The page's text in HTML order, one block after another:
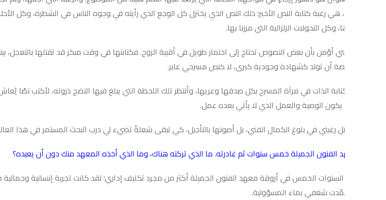
هي رغبة كتابة النص الأخير؛ ذلك النص الذي يختزل كل الوجع الذي رأيته في وجوه الناس في الشطرة، وكل الأحلام التي وُئدت
التحولات الزلزالية التي مررنا بها.
أؤمن بأن بعض النصوص تحتاج إلى اختمار طويل في أقبية الروح. فكتابتها في وقت مبكر قد تقتلها بالتعجل، بينما يمنحها
أن تولد كشهادة وجودية كبرى، لا كنص مسرحي عابر.
الذات في مرآة المسرح بكل صدقها وعريها، وأنتظر تلك اللحظة التي يبلغ فيها النضج ذروته، لأكتب نصًا يُعاش ولا يُقرأ
الوصية والعمل الذي لا يأتي بعده عمل.
رغبتي في بلوغ الكمال الفني، بل أصونها بالتأجيل، كي تبقى شعلةً تضيء لي درب البحث المستمر في هذا العالم السحري.
الفنون الجميلة خمس سنوات ثم غادرته. ما الذي تركته هناك، وما الذي أخذه المعهد منك دون أن يعيده؟
الخمس في أروقة معهد الفنون الجميلة أكثر من مجرد تكليف إداري؛ لقد كانت تجربة إنسانية وجمالية صاغت ملامح
شغفي بماء المسؤولية.